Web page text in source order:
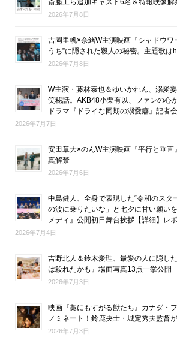
斎藤工ら追加キャスト6名＆特報映像解
2026年7月8日
吉岡里帆×奈緒W主演映画『シャドウワ
うち”に隠された殺人の秘密。主題歌
2026年7月8日
W主演・藤林泰也＆ゆいかれん、溺愛
笑秘話。AKB48小栗有以、ファンの心
ドラマ『ドライな同期の溺愛癖』記者
2026年7月7日
安田章大×のんW主演映画『平行と垂
真解禁
2026年7月6日
中島健人、全身で表現した“令和のスタ
の波に乗りたいな」と七夕に甘い願い
メディ』公開初日舞台挨拶【詳細】レ
2026年7月4日
吉野北人＆鈴木愛理、最愛の人に隠し
は殺れたかも』場面写真13点一挙公開
2026年7月3日
映画『藁にもすがる獣たち』カナダ・
ノミネート！鈴鹿央士・城定秀夫監督
2026年7月3日